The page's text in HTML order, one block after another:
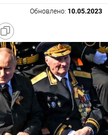
Обновлено: 10.05.2023